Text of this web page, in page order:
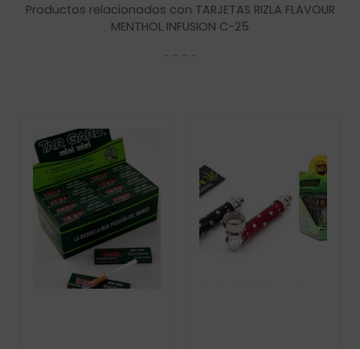
Productos relacionados con TARJETAS RIZLA FLAVOUR
MENTHOL INFUSION C-25